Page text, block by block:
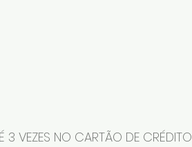
3 VEZES NO CARTÃO DE CRÉDITO